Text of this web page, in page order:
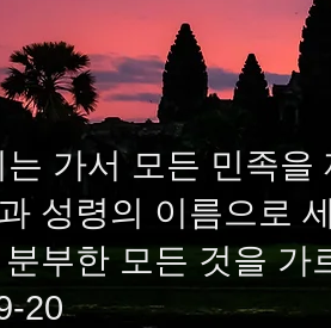
가서 모든 민족을
성령의 이름으로
부한 모든 것을 가
20